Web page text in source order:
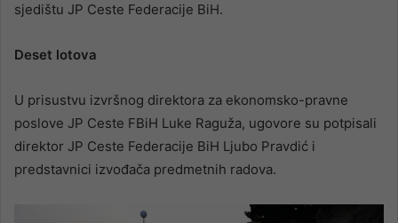
sjedištu JP Ceste Federacije BiH.
Deset lotova
U prisustvu izvršnog direktora za ekonomsko-pravne
poslove JP Ceste FBiH Luke Raguža, ugovore su potpisali
direktor JP Ceste Federacije BiH Ljubo Pravdić i
predstavnici izvođača predmetnih radova.